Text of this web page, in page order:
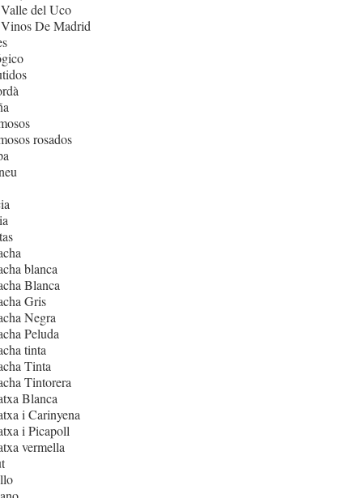
del Uco
De Madrid
rosados
blanca
Blanca
Gris
Negra
Peluda
tinta
Tinta
Tintorera
Blanca
i Carinyena
i Picapoll
vermella